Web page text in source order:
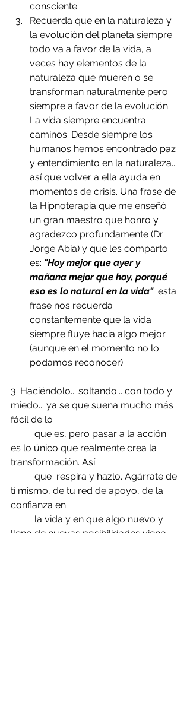
consciente.
Recuerda que en la naturaleza y
la evolución del planeta siempre
todo va a favor de la vida, a
veces hay elementos de la
naturaleza que mueren o se
transforman naturalmente pero
siempre a favor de la evolución.
La vida siempre encuentra
caminos. Desde siempre los
humanos hemos encontrado paz
y entendimiento en la naturaleza...
así que volver a ella ayuda en
momentos de crisis. Una frase de
la Hipnoterapia que me enseñó
un gran maestro que honro y
agradezco profundamente (Dr
Jorge Abia) y que les comparto
es: "Hoy mejor que ayer y
mañana mejor que hoy, porqué
eso es lo natural en la vida" esta
frase nos recuerda
constantemente que la vida
siempre fluye hacia algo mejor
(aunque en el momento no lo
podamos reconocer)
3. Haciéndolo... soltando... con todo y
miedo... ya se que suena mucho más
fácil de lo
es lo único que realmente crea la
transformación. Así
tí mismo, de tu red de apoyo, de la
confianza en
lleno de nuevas posibilidades viene